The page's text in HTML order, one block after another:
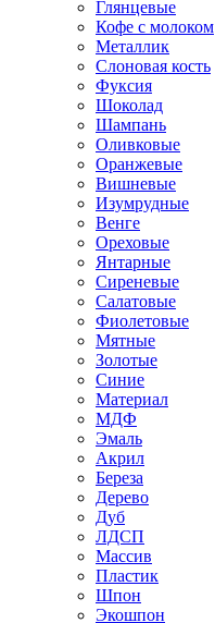
Глянцевые
Кофе с молоком
Металлик
Слоновая кость
Фуксия
Шоколад
Шампань
Оливковые
Оранжевые
Вишневые
Изумрудные
Венге
Ореховые
Янтарные
Сиреневые
Салатовые
Фиолетовые
Мятные
Золотые
Синие
Материал
МДФ
Эмаль
Акрил
Береза
Дерево
Дуб
ЛДСП
Массив
Пластик
Шпон
Экошпон